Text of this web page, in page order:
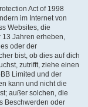
Act of 1998
im Internet von
Websites, die
Jahren erheben,
oder der
bist, ob dies auf dich
zutrifft, ziehe einen
Limited und der
kann und nicht die
außer solchen, die
Beschwerden oder